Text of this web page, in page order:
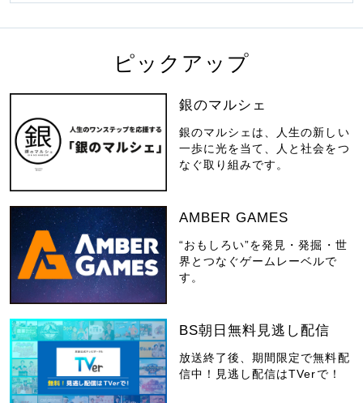
ピックアップ
銀のマルシェ
銀のマルシェは、人生の新しい
一歩に光を当て、人と社会をつ
なぐ取り組みです。
AMBER GAMES
“おもしろい”を発見・発掘・世
界とつなぐゲームレーベルで
す。
BS朝日無料見逃し配信
放送終了後、期間限定で無料配
信中！見逃し配信はTVerで！